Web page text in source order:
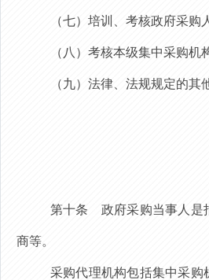
（七）培训、考核政府采购
（八）考核本级集中采购机
（九）法律、法规规定的其
第十条 政府采购当事人是
商等。
采购代理机构包括集中采